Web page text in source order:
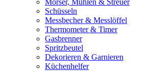
Mörser, Mühlen & Streuer
Schüsseln
Messbecher & Messlöffel
Thermometer & Timer
Gasbrenner
Spritzbeutel
Dekorieren & Garnieren
Küchenhelfer